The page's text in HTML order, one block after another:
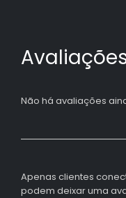
Não há avaliações
Apenas clientes
podem deixar uma